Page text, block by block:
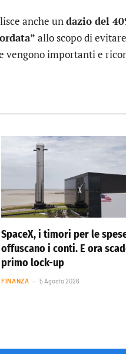
anche undazio del
allo scopo di
vengono importanti e
SpaceX, i timori per le
offuscano i conti. E ora
primo lock-up
FINANZA 5 Agosto 2026